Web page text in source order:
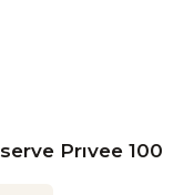
Prıvee 100